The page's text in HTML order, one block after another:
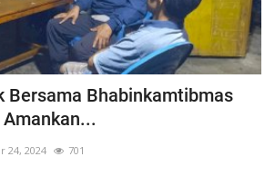
Kapospol Wae Ri’I, Petugas
dan Pejabat...
HUMAS MANGGARAI